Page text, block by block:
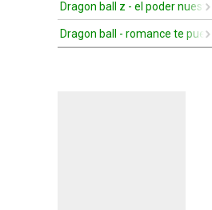
Dragon ball z - el poder
Dragon ball - romance te